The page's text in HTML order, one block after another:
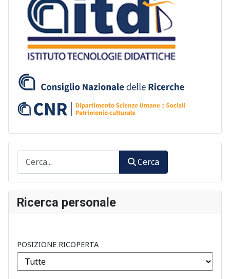
Cerca
Cerca
Ricerca personale
POSIZIONE RICOPERTA